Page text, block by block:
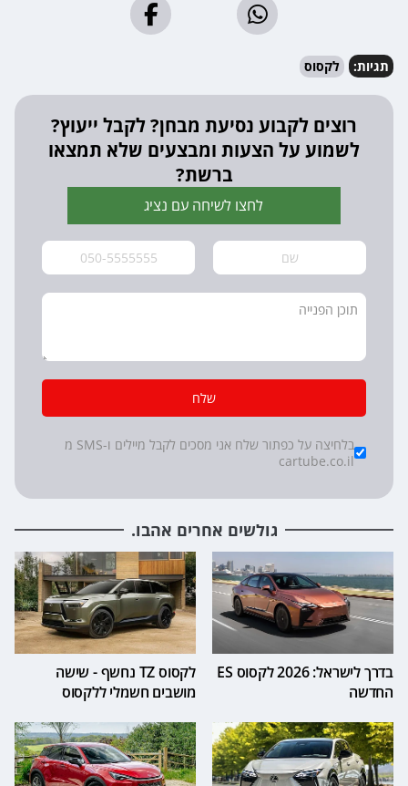
תגיות: לקסוס
רוצים לקבוע נסיעת מבחן? לקבל ייעוץ?
לשמוע על הצעות ומבצעים שלא תמצאו
ברשת?
לחצו לשיחה עם נציג
שלח
Checkboxes
*
בלחיצה על כפתור שלח אני מסכים לקבל מיילים ו-SMS מ
cartube.co.il
גולשים אחרים אהבו.
בדרך לישראל: 2026 לקסוס ES
החדשה
לקסוס TZ נחשף - שישה
מושבים חשמלי ללקסוס